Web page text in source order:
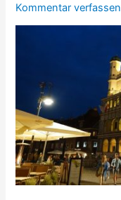
Kommentar verfassen